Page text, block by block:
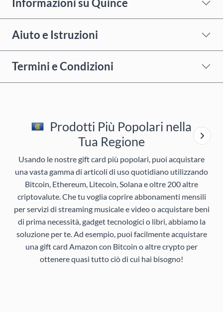
Aiuto e Istruzioni
Termini e Condizioni
Prodotti Più Popolari nella
Tua Regione
Usando le nostre gift card più popolari, puoi acquistare
una vasta gamma di articoli di uso quotidiano utilizzando
Bitcoin, Ethereum, Litecoin, Solana e oltre 200 altre
criptovalute. Che tu voglia coprire abbonamenti mensili
per servizi di streaming musicale e video o acquistare beni
di prima necessità, gadget tecnologici o libri, abbiamo la
soluzione per te. Ad esempio, puoi facilmente acquistare
una gift card Amazon con Bitcoin o altre crypto per
ottenere quasi tutto ciò di cui hai bisogno!